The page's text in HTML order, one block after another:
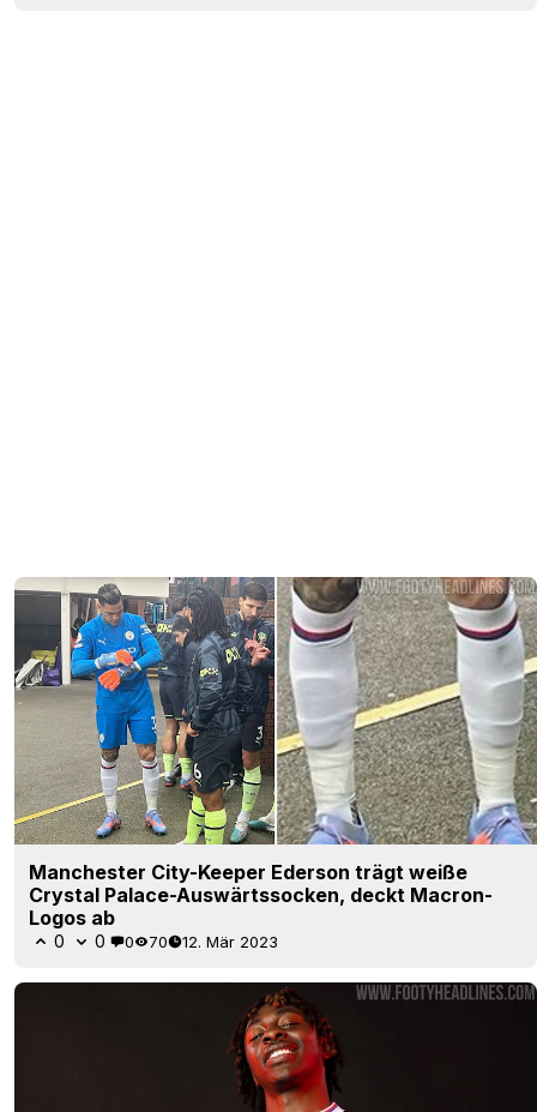
Manchester City-Keeper Ederson trägt weiße
Crystal Palace-Auswärtssocken, deckt Macron-
Logos ab
0 0 0 70 12. Mär 2023